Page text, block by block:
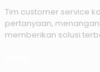
Tim customer service
pertanyaan,
memberikan solusi